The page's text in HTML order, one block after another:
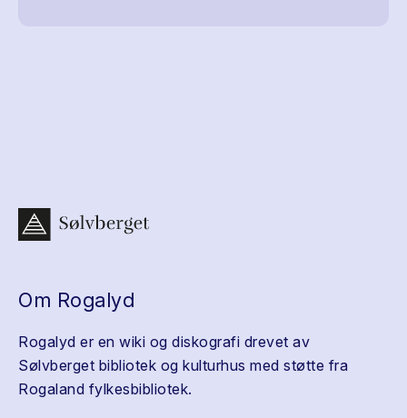
Om Rogalyd
Rogalyd er en wiki og diskografi drevet av
Sølvberget bibliotek og kulturhus med støtte fra
Rogaland fylkesbibliotek.